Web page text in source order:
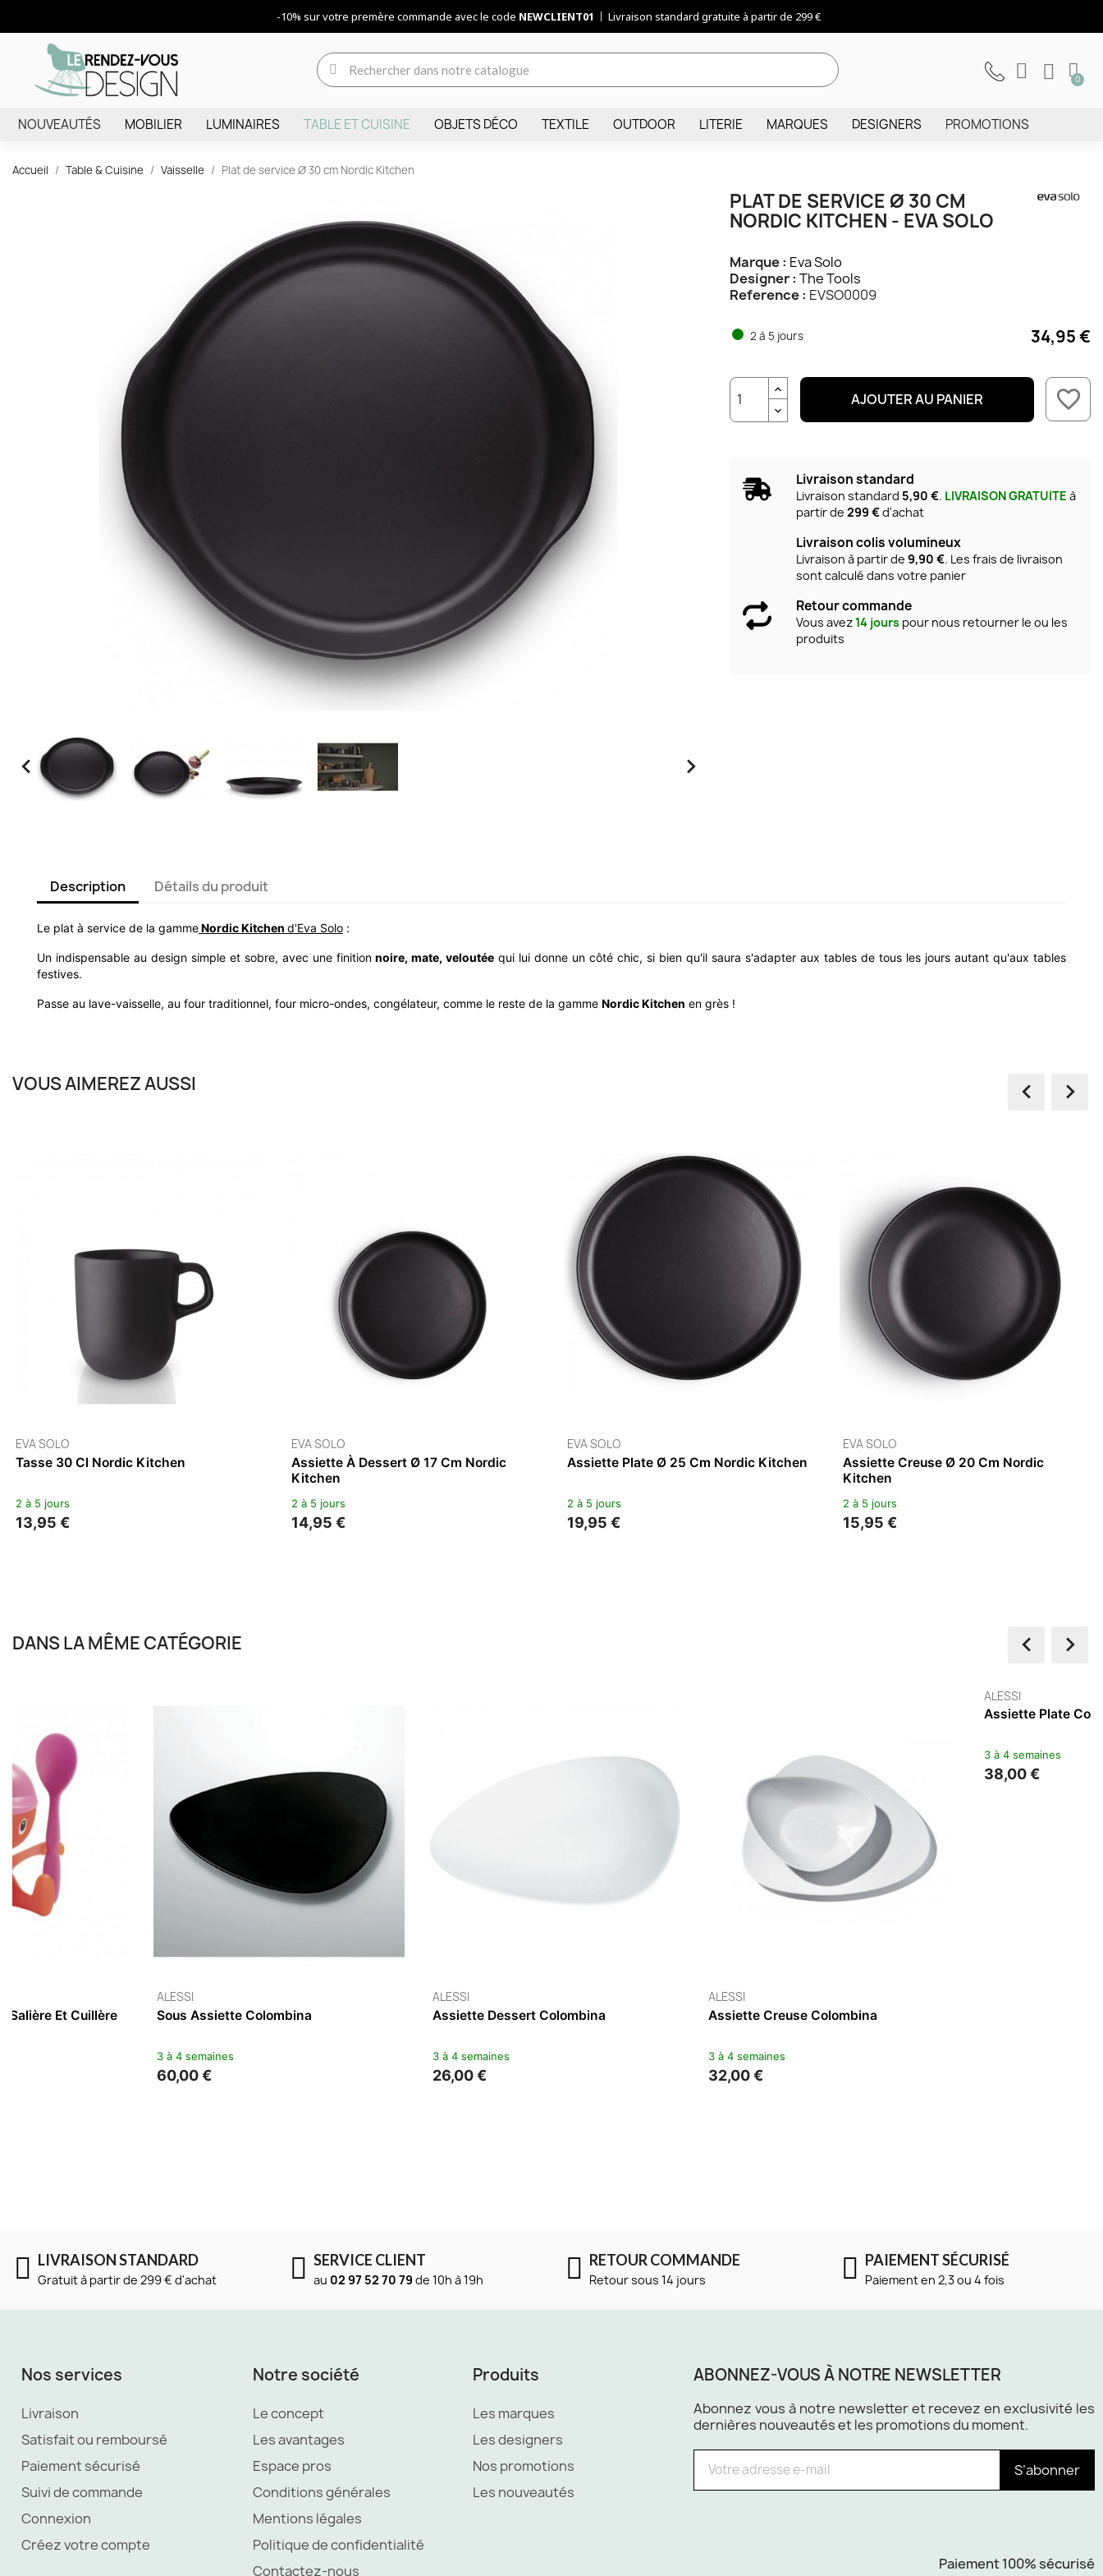
-10% sur votre premère commande avec le code NEWCLIENT01 Livraison standard gratuite à partir de 299 €
NOUVEAUTÉS MOBILIER LUMINAIRES TABLE ET CUISINE OBJETS DÉCO TEXTILE OUTDOOR LITERIE MARQUES DESIGNERS PROMOTIONS
Accueil Table & Cuisine Vaisselle Plat de service Ø 30 cm Nordic Kitchen
 
PLAT DE SERVICE Ø 30 CM
NORDIC KITCHEN - EVA SOLO
Marque : Eva Solo
Designer : The Tools
Reference : EVSO0009
2 à 5 jours 34,95 €
AJOUTER AU PANIER favorite_border
Livraison standard
Livraison standard 5,90 €. LIVRAISON GRATUITE à
partir de 299 €d'achat
Livraison colis volumineux
Livraison à partir de 9,90 €. Les frais de livraison
sont calculé dans votre panier
Retour commande
Vous avez14 jourspour nous retourner le ou les
produits
Description Détails du produit
Le plat à service de la gammeNordic Kitchen d'Eva Solo :
Un indispensable au design simple et sobre, avec une finition noire, mate, veloutée qui lui donne un côté chic, si bien qu'il saura s'adapter aux tables de tous les jours autant qu'aux tables
festives.
Passe au lave-vaisselle, au four traditionnel, four micro-ondes, congélateur, comme le reste de la gamme Nordic Kitchen en grès !
VOUS AIMEREZ AUSSI
Saladier 3,2 L Nordic Kitchen
4 à 6 semaines
EVA SOLO
Tasse 30 Cl Nordic Kitchen
2 à 5 jours
13,95 €
 
DANS LA MÊME CATÉGORIE
Assiette Plate Colombina
210,00 €
Coquetier Cico Avec Salière Et Cuillère Sous Assiette Colombina
 
LIVRAISON STANDARD
Gratuit à partir de 299 € d'achat
SERVICE CLIENT
au 02 97 52 70 79 de 10h à 19h
RETOUR COMMANDE
Retour sous 14 jours
PAIEMENT SÉCURISÉ
Paiement en 2,3 ou 4 fois
Nos services
Livraison
Satisfait ou remboursé
Paiement sécurisé
Suivi de commande
Connexion
Créez votre compte
Notre société
Le concept
Les avantages
Espace pros
Conditions générales
Mentions légales
Politique de confidentialité
Contactez-nous
Produits
Les marques
Les designers
Nos promotions
Les nouveautés
ABONNEZ-VOUS À NOTRE NEWSLETTER
Abonnez vous à notre newsletter et recevez en exclusivité les
dernières nouveautés et les promotions du moment.
S’abonner
Paiement 100% sécurisé